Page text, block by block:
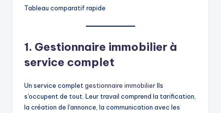
Tableau comparatif rapide
1. Gestionnaire immobilier à
service complet
Un service complet gestionnaire immobilierIls
s'occupent de tout. Leur travail comprend la tarification,
la création de l'annonce, la communication avec les